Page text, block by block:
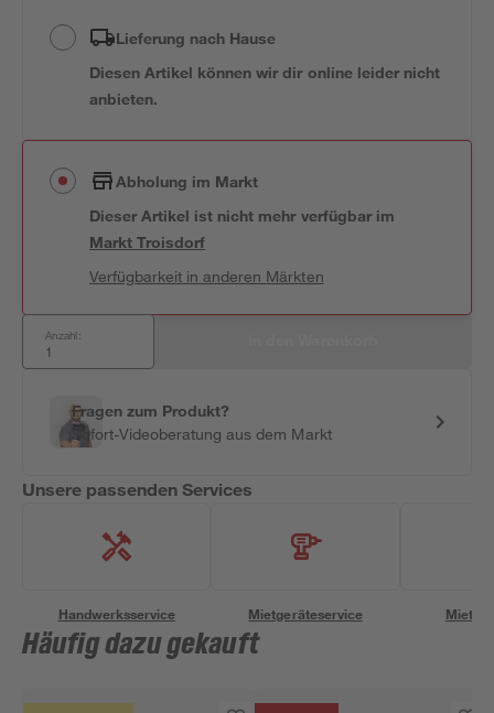
Lieferung nach Hause
Diesen Artikel können wir dir online leider nicht
anbieten.
Abholung im Markt
Dieser Artikel ist nicht mehr verfügbar im
MarktTroisdorf
Verfügbarkeit in anderen Märkten
Anzahl:
Fragen zum Produkt?
Sofort-Videoberatung aus dem Markt
Unsere passenden Services
Handwerksservice Mietgeräteservice
Häufig dazu gekauft